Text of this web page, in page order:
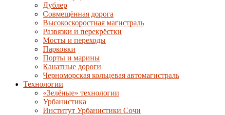
Дублер
Совмещённая дорога
Высокоскоростная магистраль
Развязки и перекрёстки
Мосты и переходы
Парковки
Порты и марины
Канатные дороги
Черноморская кольцевая автомагистраль
Технологии
«Зелёные» технологии
Урбанистика
Институт Урбанистики Сочи